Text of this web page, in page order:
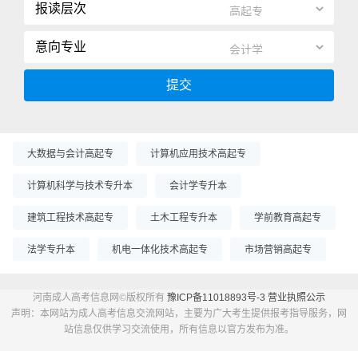
报读层次
意向专业
提交
大数据与会计高起专 计算机应用技术高起专
计算机科学与技术专升本 会计学专升本
建筑工程技术高起专 土木工程专升本 学前教育高起专
法学专升本 机电一体化技术高起专 市场营销高起专
河南成人高考信息网©版权所有 豫ICP备11018893号-3 营业执照公示
声明：本网站为成人高考信息交流网站，主要为广大考生提供报考指导服务，网
站信息仅供学习交流使用，所有信息以官方发布为准。